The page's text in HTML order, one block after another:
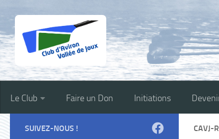
Skip to content
Le Club Faire un Don Initiations
CAVJ-
SUIVEZ-NOUS !